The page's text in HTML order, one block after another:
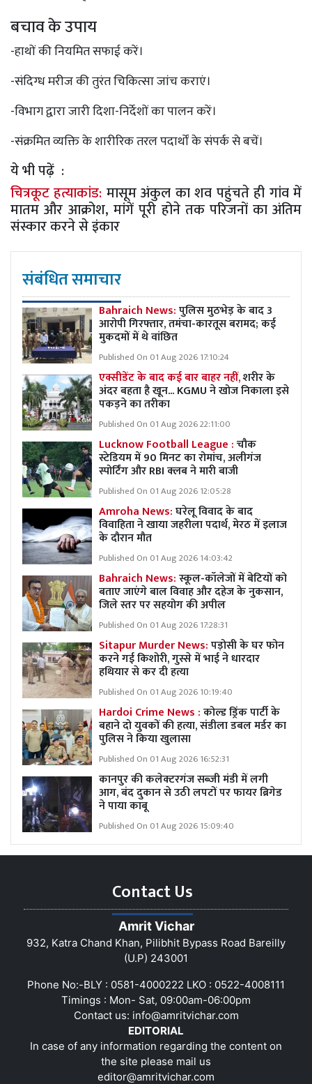
बचाव के उपाय
-हाथों की नियमित सफाई करें।
-संदिग्ध मरीज की तुरंत चिकित्सा जांच कराएं।
-विभाग द्वारा जारी दिशा-निर्देशों का पालन करें।
-संक्रमित व्यक्ति के शारीरिक तरल पदार्थों के संपर्क से बचें।
ये भी पढ़ें :
चित्रकूट हत्याकांड: मासूम अंकुल का शव पहुंचते ही गांव में
मातम और आक्रोश, मांगें पूरी होने तक परिजनों का अंतिम
संस्कार करने से इंकार
संबंधित समाचार
Bahraich News:पुलिस मुठभेड़ के बाद 3
आरोपी गिरफ्तार, तमंचा-कारतूस बरामद; कई
मुकदमों में थे वांछित
Published On 01 Aug 2026 17:10:24
एक्सीडेंट के बाद कई बार बाहर नहीं,शरीर के
अंदर बहता है खून... KGMU ने खोज निकाला इसे
पकड़ने का तरीका
Published On 01 Aug 2026 22:11:00
Lucknow Football League :चौक
स्टेडियम में 90 मिनट का रोमांच, अलीगंज
स्पोर्टिंग और RBI क्लब ने मारी बाजी
Published On 01 Aug 2026 12:05:28
Amroha News:घरेलू विवाद के बाद
विवाहिता ने खाया जहरीला पदार्थ, मेरठ में इलाज
के दौरान मौत
Published On 01 Aug 2026 14:03:42
Bahraich News:स्कूल-कॉलेजों में बेटियों को
बताए जाएंगे बाल विवाह और दहेज के नुकसान,
जिले स्तर पर सहयोग की अपील
Published On 01 Aug 2026 17:28:31
Sitapur Murder News:पड़ोसी के घर फोन
करने गई किशोरी, गुस्से में भाई ने धारदार
हथियार से कर दी हत्या
Published On 01 Aug 2026 10:19:40
Hardoi Crime News :कोल्ड ड्रिंक पार्टी के
बहाने दो युवकों की हत्या, संडीला डबल मर्डर का
पुलिस ने किया खुलासा
Published On 01 Aug 2026 16:52:31
कानपुर की कलेक्टरगंज सब्जी मंडी में लगी
आग, बंद दुकान से उठी लपटों पर फायर ब्रिगेड
ने पाया काबू
Published On 01 Aug 2026 15:09:40
Contact Us
Amrit Vichar
932, Katra Chand Khan, Pilibhit Bypass Road Bareilly
(U.P) 243001
Phone No:-BLY : 0581-4000222 LKO : 0522-4008111
Timings : Mon- Sat, 09:00am-06:00pm
Contact us: info@amritvichar.com
EDITORIAL
In case of any information regarding the content on
the site please mail us
editor@amritvichar.com